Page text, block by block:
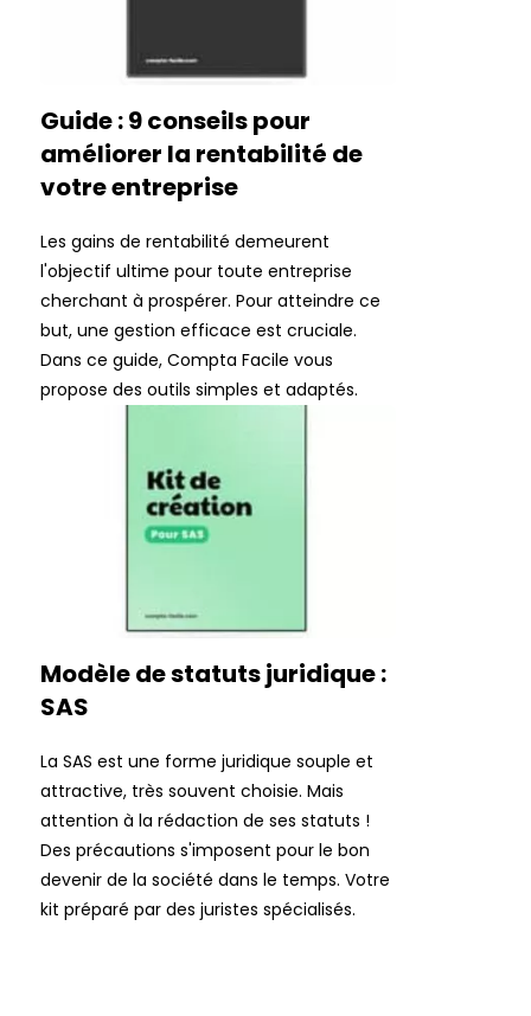
Guide : 9 conseils pour
améliorer la rentabilité de
votre entreprise
Les gains de rentabilité demeurent
l'objectif ultime pour toute entreprise
cherchant à prospérer. Pour atteindre ce
but, une gestion efficace est cruciale.
Dans ce guide, Compta Facile vous
propose des outils simples et adaptés.
Modèle de statuts juridique :
SAS
La SAS est une forme juridique souple et
attractive, très souvent choisie. Mais
attention à la rédaction de ses statuts !
Des précautions s'imposent pour le bon
devenir de la société dans le temps. Votre
kit préparé par des juristes spécialisés.